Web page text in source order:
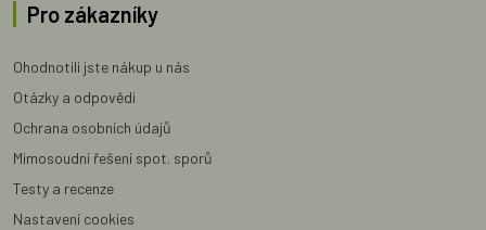
Pro zákazníky
Ohodnotili jste nákup u nás
Otázky a odpovědi
Ochrana osobních údajů
Mimosoudní řešení spot. sporů
Testy a recenze
Nastavení cookies